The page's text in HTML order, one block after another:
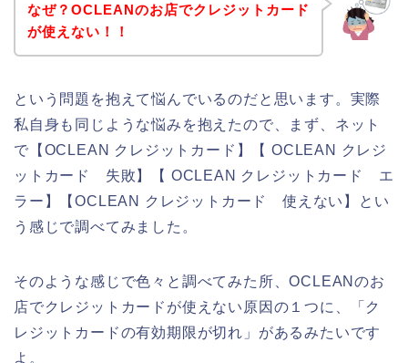
なぜ？OCLEANのお店でクレジットカード
が使えない！！
という問題を抱えて悩んでいるのだと思います。実際
私自身も同じような悩みを抱えたので、まず、ネット
で【OCLEAN クレジットカード】【 OCLEAN クレジ
ットカード 失敗】【 OCLEAN クレジットカード エ
ラー】【OCLEAN クレジットカード 使えない】とい
う感じで調べてみました。
そのような感じで色々と調べてみた所、OCLEANのお
店でクレジットカードが使えない原因の１つに、「ク
レジットカードの有効期限が切れ」があるみたいです
よ。